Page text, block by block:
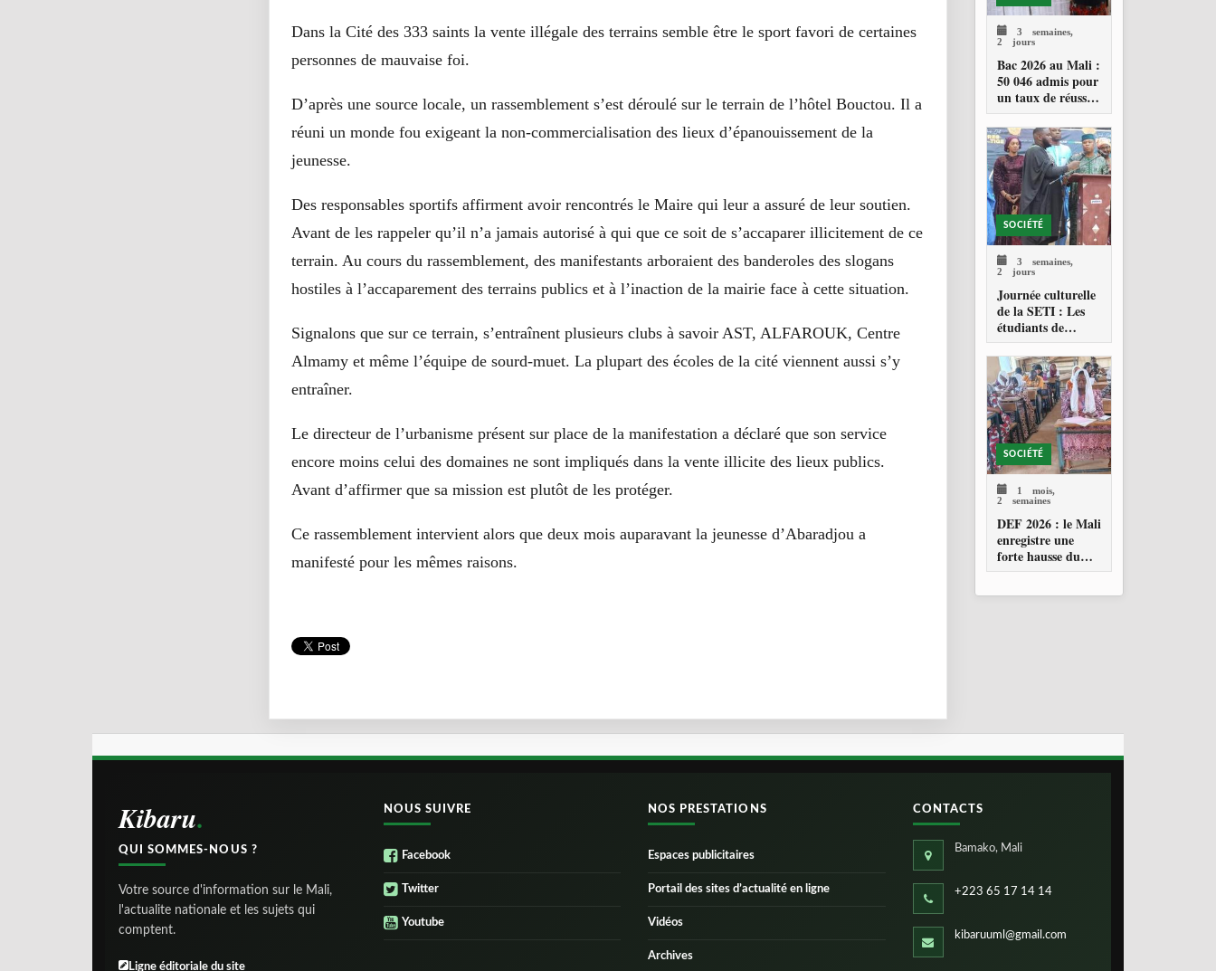
Dans la Cité des 333 saints la vente illégale des terrains semble être le sport favori de certaines
personnes de mauvaise foi.
D’après une source locale, un rassemblement s’est déroulé sur le terrain de l’hôtel Bouctou. Il a
réuni un monde fou exigeant la non-commercialisation des lieux d’épanouissement de la
jeunesse.
Des responsables sportifs affirment avoir rencontrés le Maire qui leur a assuré de leur soutien.
Avant de les rappeler qu’il n’a jamais autorisé à qui que ce soit de s’accaparer illicitement de ce
terrain. Au cours du rassemblement, des manifestants arboraient des banderoles des slogans
hostiles à l’accaparement des terrains publics et à l’inaction de la mairie face à cette situation.
Signalons que sur ce terrain, s’entraînent plusieurs clubs à savoir AST, ALFAROUK, Centre
Almamy et même l’équipe de sourd-muet. La plupart des écoles de la cité viennent aussi s’y
entraîner.
Le directeur de l’urbanisme présent sur place de la manifestation a déclaré que son service
encore moins celui des domaines ne sont impliqués dans la vente illicite des lieux publics.
Avant d’affirmer que sa mission est plutôt de les protéger.
Ce rassemblement intervient alors que deux mois auparavant la jeunesse d’Abaradjou a
manifesté pour les mêmes raisons.
3 semaines,
2 jours
Bac 2026 au Mali :
50 046 admis pour
un taux de réussite
de 34,23 %
SOCIÉTÉ
3 semaines,
2 jours
Journée culturelle
de la SETI : Les
étudiants de
Technolab-ISTA
célèbrent les
valeurs culturelles
maliennes
SOCIÉTÉ
1 mois,
2 semaines
DEF 2026 : le Mali
enregistre une
forte hausse du
taux de réussite
Kibaru
QUI SOMMES-NOUS ?
Votre source d'information sur le Mali,
l'actualite nationale et les sujets qui
comptent.
Ligne éditoriale du site
NOUS SUIVRE
Facebook
Twitter
Youtube
NOS PRESTATIONS
Espaces publicitaires
Portail des sites d’actualité en ligne
Vidéos
Archives
CONTACTS
Bamako, Mali
+223 65 17 14 14
kibaruuml@gmail.com